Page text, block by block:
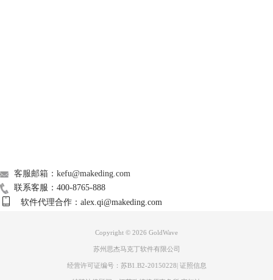
音频剪辑类软件就比较多，这类软件的特点通常都是在音频编辑和音频效
果处理上有着超强的表现。
4、Adobe Audition 简称AU 是Adobe软件家族中的一员，主打音频的后期
也是一款多声道录音软件，最多可以混合128个声道。
客服邮箱：kefu@makeding.com
联系客服：400-8765-888
软件代理合作：alex.qi@makeding.com
Copyright © 2026 GoldWave
苏州思杰马克丁软件有限公司
经营许可证编号：苏B1.B2-20150228| 证照信息